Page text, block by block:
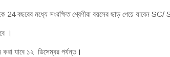
বছরের মধ্যে সংরক্ষিত শ্রেণীরা বয়সের ছাড় পেয়ে যাবেন
।
যাবে ১২ ডিসেম্বর পর্যন্ত।